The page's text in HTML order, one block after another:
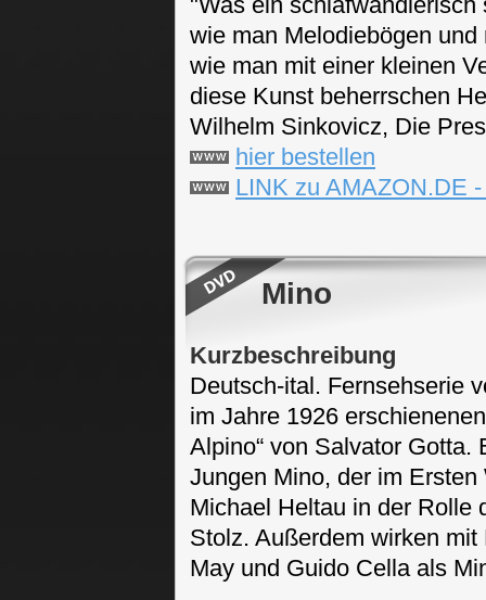
wie man Melodiebögen
wie man mit einer kleinen
diese Kunst beherrschen
Wilhelm Sinkovicz, Die
hier bestellen
LINK zu AMAZON.DE
Mino
Kurzbeschreibung
Deutsch-ital. Fernsehserie
im Jahre 1926
Alpino“ von Salvator
Jungen Mino, der im
Michael Heltau in der Rolle
Stolz. Außerdem wirken
May und Guido Cella als